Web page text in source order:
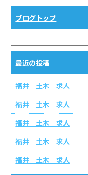
ブログトップ
最近の投稿
福井 土木 求人
福井 土木 求人
福井 土木 求人
福井 土木 求人
福井 土木 求人